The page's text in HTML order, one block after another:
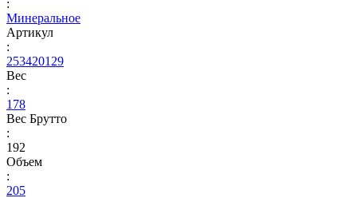
:
Минеральное
Артикул
:
253420129
Вес
:
178
Вес Брутто
:
192
Объем
:
205